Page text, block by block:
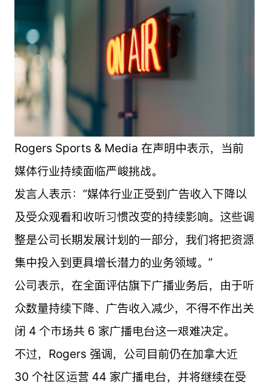
Rogers Sports & Media 在声明中表示，当前
媒体行业持续面临严峻挑战。
发言人表示：“媒体行业正受到广告收入下降以
及受众观看和收听习惯改变的持续影响。这些调
整是公司长期发展计划的一部分，我们将把资源
集中投入到更具增长潜力的业务领域。”
公司表示，在全面评估旗下广播业务后，由于听
众数量持续下降、广告收入减少，不得不作出关
闭 4 个市场共 6 家广播电台这一艰难决定。
不过，Rogers 强调，公司目前仍在加拿大近
30 个社区运营 44 家广播电台，并将继续在受